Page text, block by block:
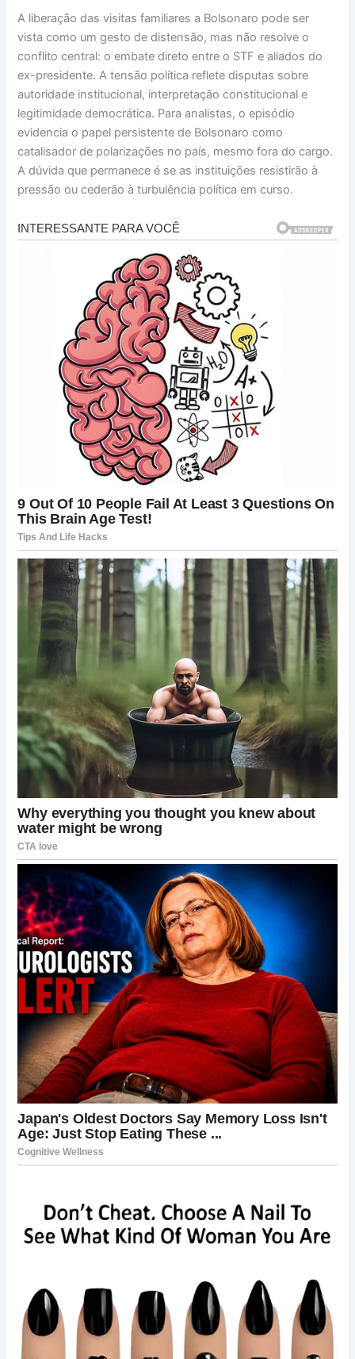
A liberação das visitas familiares a Bolsonaro pode ser
vista como um gesto de distensão, mas não resolve o
conflito central: o embate direto entre o STF e aliados do
ex-presidente. A tensão política reflete disputas sobre
autoridade institucional, interpretação constitucional e
legitimidade democrática. Para analistas, o episódio
evidencia o papel persistente de Bolsonaro como
catalisador de polarizações no país, mesmo fora do cargo.
A dúvida que permanece é se as instituições resistirão à
pressão ou cederão à turbulência política em curso.